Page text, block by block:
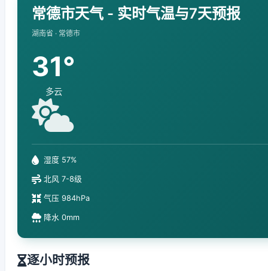
常德市天气 - 实时气温与7天预报
湖南省 · 常德市
31°
多云
湿度 57%
北风 7-8级
气压 984hPa
降水 0mm
逐小时预报